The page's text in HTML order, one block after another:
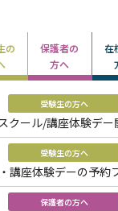
の
保護者の
方へ
在
受験生の方へ
クール/講座体験デー
受験生の方へ
講座体験デーの予約
保護者の方へ